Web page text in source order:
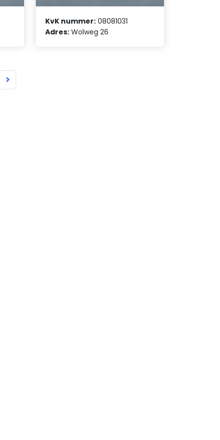
KvK nummer: 08081031
Adres: Wolweg 26